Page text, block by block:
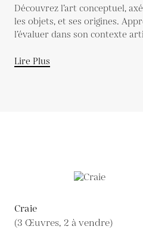
Découvrez l’art conceptuel,
les objets, et ses origines.
l’évaluer dans son contexte
Lire Plus
Craie
(3 Œuvres, 2 à vendre)